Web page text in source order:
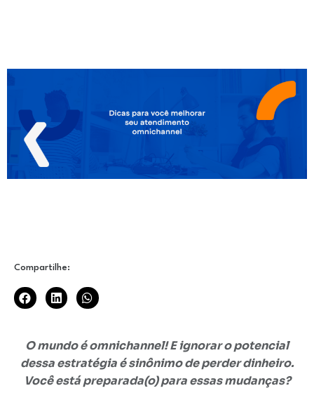
Compartilhe:
O mundo é omnichannel! E ignorar o potencial
dessa estratégia é sinônimo de perder dinheiro.
Você está preparada(o) para essas mudanças?